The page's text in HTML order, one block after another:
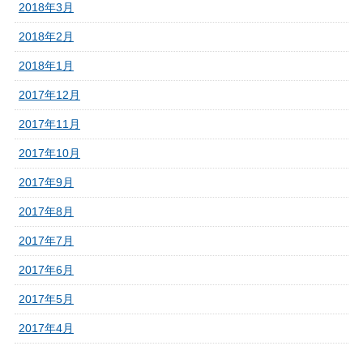
2018年3月
2018年2月
2018年1月
2017年12月
2017年11月
2017年10月
2017年9月
2017年8月
2017年7月
2017年6月
2017年5月
2017年4月